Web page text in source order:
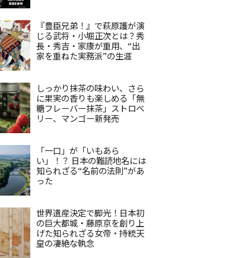
『豊臣兄弟！』で萩原護が演
じる武将・小堀正次とは？秀
長・秀吉・家康が重用、“出
家を重ねた実務派”の生涯
しっかり抹茶の味わい、さら
に果実の香りも楽しめる「無
糖フレーバー抹茶」ストロベ
リー、マンゴー新発売
「一口」が「いもあら
い」！？ 日本の難読地名には
知られざる“名前の法則”があ
った
世界遺産決定で脚光！日本初
の巨大都城・藤原京を創り上
げた知られざる女帝・持統天
皇の凄絶な執念